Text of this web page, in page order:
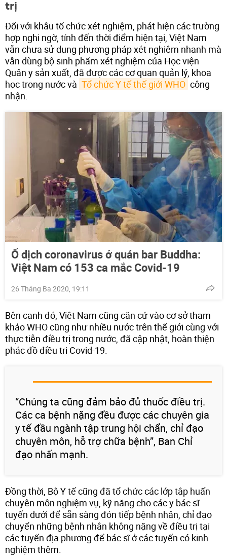
trị
Đối với khâu tổ chức xét nghiệm, phát hiện các trường
hợp nghi ngờ, tính đến thời điểm hiện tại, Việt Nam
vẫn chưa sử dụng phương pháp xét nghiệm nhanh mà
vẫn dùng bộ sinh phẩm xét nghiệm của Học viện
Quân y sản xuất, đã được các cơ quan quản lý, khoa
học trong nước và Tổ chức Y tế thế giới WHO công
nhận.
Ổ dịch coronavirus ở quán bar Buddha:
Việt Nam có 153 ca mắc Covid-19
26 Tháng Ba 2020, 19:11
Bên cạnh đó, Việt Nam cũng căn cứ vào cơ sở tham
khảo WHO cũng như nhiều nước trên thế giới cùng với
thực tiễn điều trị trong nước, đã cập nhật, hoàn thiện
phác đồ điều trị Covid-19.
“Chúng ta cũng đảm bảo đủ thuốc điều trị.
Các ca bệnh nặng đều được các chuyên gia
y tế đầu ngành tập trung hội chẩn, chỉ đạo
chuyên môn, hỗ trợ chữa bệnh”, Ban Chỉ
đạo nhấn mạnh.
Đồng thời, Bộ Y tế cũng đã tổ chức các lớp tập huấn
chuyên môn nghiệm vụ, kỹ năng cho các y bác sĩ
tuyến dưới để sẵn sàng đón tiếp bệnh nhân, chỉ đạo
chuyển những bệnh nhân không nặng về điều trị tại
các tuyến địa phương để bác sĩ ở các tuyến có kinh
nghiệm thêm.